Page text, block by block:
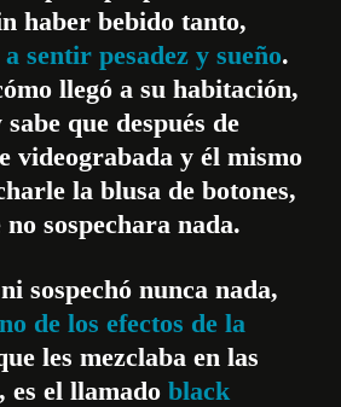
haber bebido tanto,
sentir pesadez y sueño.
llegó a su habitación,
que después de
videograbada y él mismo
la blusa de botones,
sospechara nada.
sospechó nunca nada,
de los efectos de la
les mezclaba en las
es el llamado black